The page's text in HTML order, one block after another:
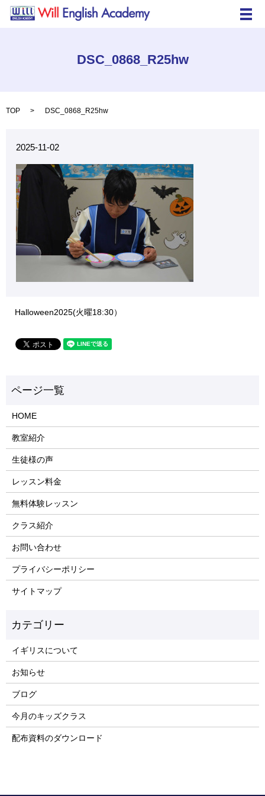
メ
DSC_0868_R25hw
TOP DSC_0868_R25hw
2025-11-02
Halloween2025(火曜18:30）
HOME
教室紹介
生徒様の声
レッスン料金
無料体験レッスン
クラス紹介
お問い合わせ
プライバシーポリシー
サイトマップ
イギリスについて
お知らせ
ブログ
今月のキッズクラス
配布資料のダウンロード